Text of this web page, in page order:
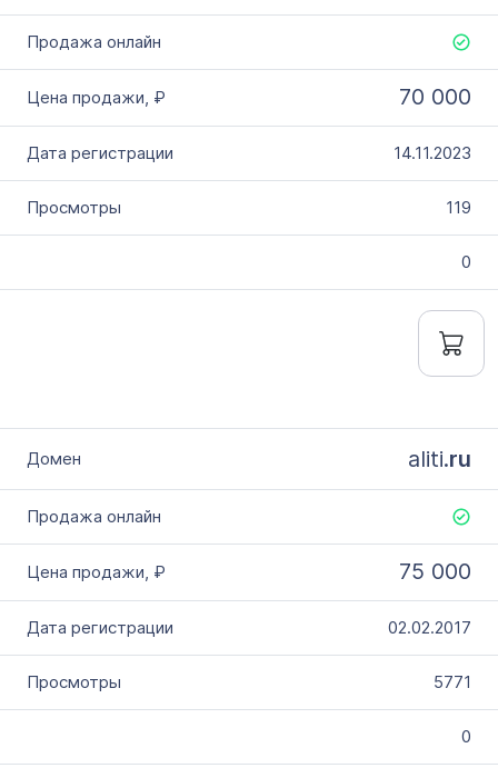
70 000
14.11.2023
119
0
aliti.ru
75 000
02.02.2017
5771
0